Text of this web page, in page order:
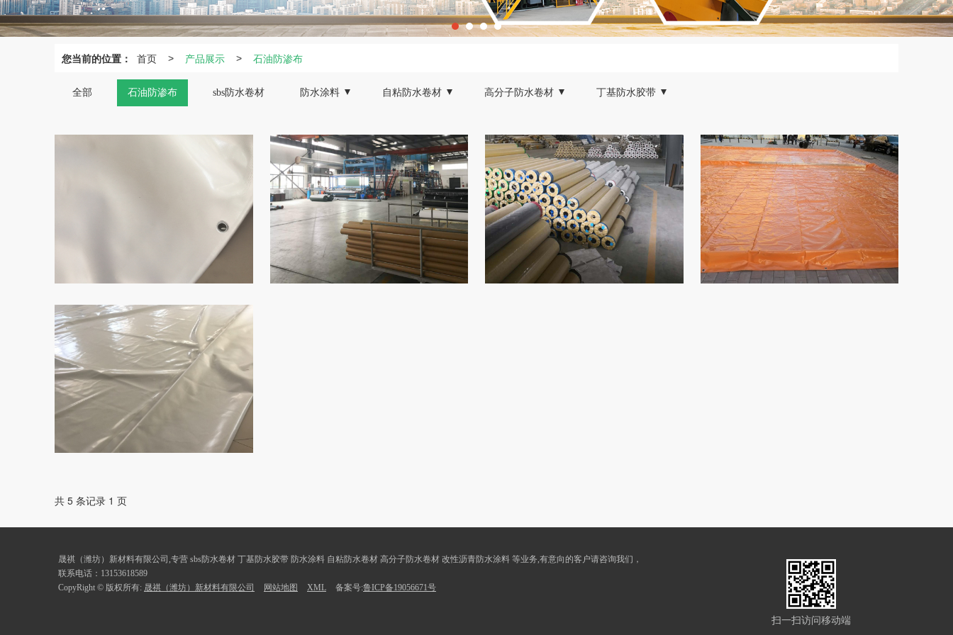
您当前的位置： 首页 > 产品展示 > 石油防渗布
全部 石油防渗布 sbs防水卷材 防水涂料
非固化橡胶沥青防水涂料
高聚物改性沥青防水涂料
聚氨酯防水涂料
水泥基渗透结晶型防水涂料
自粘防水卷材
自粘聚合物防水卷材
高分子防水卷材
聚乙烯丙纶防水卷材
丁基防水胶带
共 5 条记录 1 页
晟祺（潍坊）新材料有限公司,专营 sbs防水卷材 丁基防水胶带 防水涂料 自粘防水卷材 高分子防水卷材 改性沥青防水涂料 等业务,有意向的客户请咨询我们，
联系电话：13153618589
CopyRight © 版权所有: 晟祺（潍坊）新材料有限公司 网站地图 XML 备案号:鲁ICP备19056671号
扫一扫访问移动端